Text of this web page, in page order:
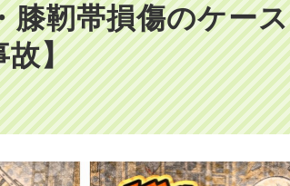
膝靭帯損傷のケース
故】